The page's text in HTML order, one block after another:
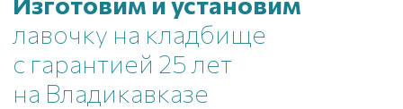
лавочку на кладбище
с гарантией 25 лет
на Владикавказе